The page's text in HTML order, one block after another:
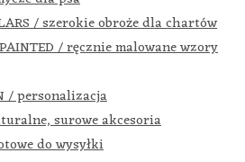
/ szerokie obroże dla chartów
/ ręcznie malowane wzory
/ personalizacja
surowe akcesoria
do wysyłki